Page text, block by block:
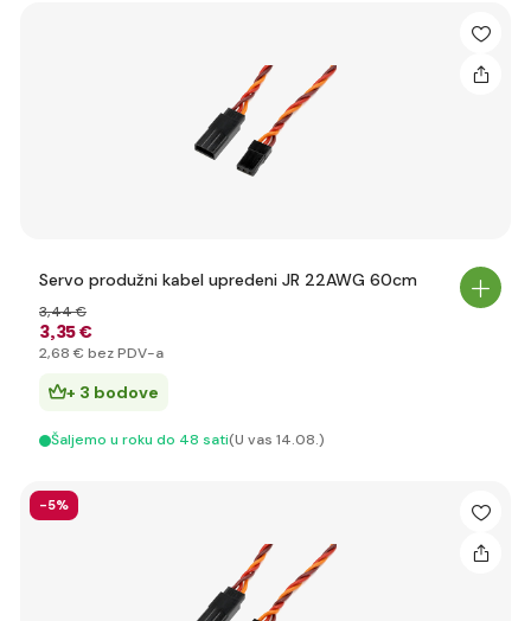
Servo produžni kabel upredeni JR 22AWG 60cm
3,35 €
3,44 €
2,68 € bez PDV-a
+ 3 bodove
Šaljemo u roku do 48 sati(U vas 14.08.)
-5%